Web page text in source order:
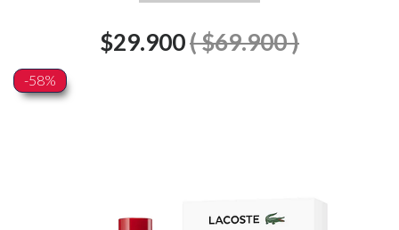
$29.900( $69.900 )
-58%